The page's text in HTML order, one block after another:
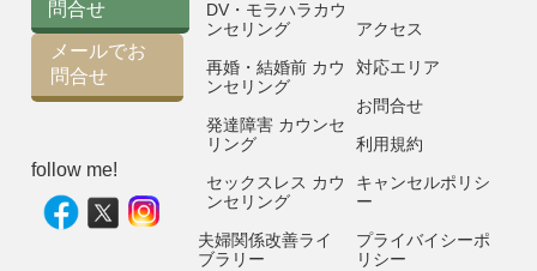
問合せ
メールでお
問合せ
follow me!
DV・モラハラカウ
ンセリング
再婚・結婚前 カウ
ンセリング
発達障害 カウンセ
リング
セックスレス カウ
ンセリング
夫婦関係改善ライ
ブラリー
アクセス
対応エリア
お問合せ
利用規約
キャンセルポリシ
ー
プライバイシーポ
リシー